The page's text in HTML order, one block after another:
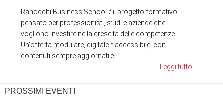
Ranocchi Business School è il progetto formativo
pensato per professionisti, studi e aziende che
vogliono investire nella crescita delle competenze.
Un'offerta modulare, digitale e accessibile, con
contenuti sempre aggiornati e...
Leggi tutto
PROSSIMI EVENTI